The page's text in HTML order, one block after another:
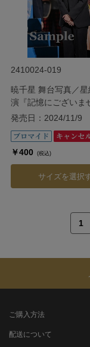
2410024-019
暁千星 舞台写真／
演『記憶にございま
『Tiara Azul
発売日：2024/11/9
￥400 (税込)
サイズを選択
1
ご購入方法
配送について